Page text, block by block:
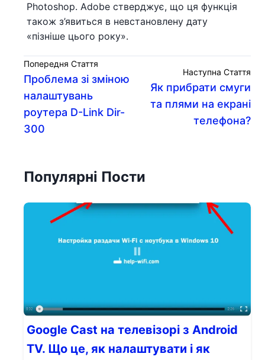
Photoshop. Adobe стверджує, що ця функція
також з’явиться в невстановлену дату
«пізніше цього року».
Попередня Стаття
Проблема зі зміною
налаштувань
роутера D-Link Dir-
300
Наступна Стаття
Як прибрати смуги
та плями на екрані
телефона?
Популярні Пости
Google Cast на телевізорі з Android
TV. Що це, як налаштувати і як